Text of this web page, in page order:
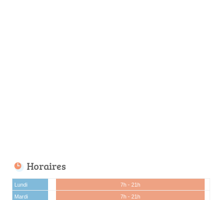
Horaires
Lundi
7h - 21h
Mardi
7h - 21h